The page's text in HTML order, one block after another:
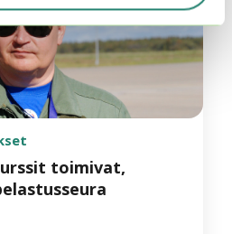
toimivat,